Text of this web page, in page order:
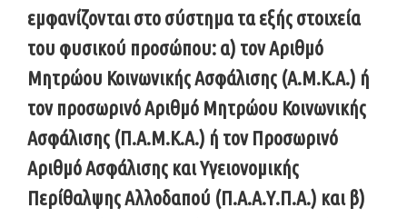
εμφανίζονται στο σύστημα τα εξής στοιχεία
του φυσικού προσώπου: α) τον Αριθμό
Μητρώου Κοινωνικής Ασφάλισης (Α.Μ.Κ.Α.) ή
τον προσωρινό Αριθμό Μητρώου Κοινωνικής
Ασφάλισης (Π.Α.Μ.Κ.Α.) ή τον Προσωρινό
Αριθμό Ασφάλισης και Υγειονομικής
Περίθαλψης Αλλοδαπού (Π.Α.Α.Υ.Π.Α.) και β)